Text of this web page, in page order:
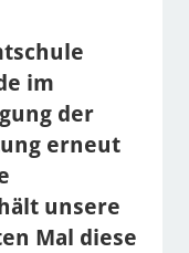
im
der
erneut
unsere
Mal diese